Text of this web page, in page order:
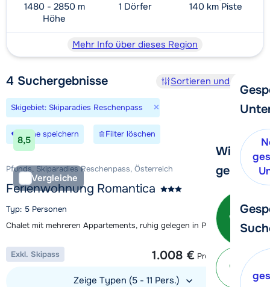
Wir
gerne
1480 - 2850 m
Höhe
1 Dörfer 140 km Piste
Mehr Info über dieses Region
4 Suchergebnisse Sortieren und Filtern
Skigebiet: Skiparadies Reschenpass ×
Suche speichern Filter löschen
8,5
Vergleiche
Pfunds, Skiparadies Reschenpass, Österreich
Ferienwohnung Romantica
Typ: 5 Personen
Chalet mit mehreren Appartements, ruhig gelegen in Pfunds
1 Woche ab
1.008 € Pro Unterkunft
Exkl. Skipass
Zeige Typen (5 - 11 Pers.)